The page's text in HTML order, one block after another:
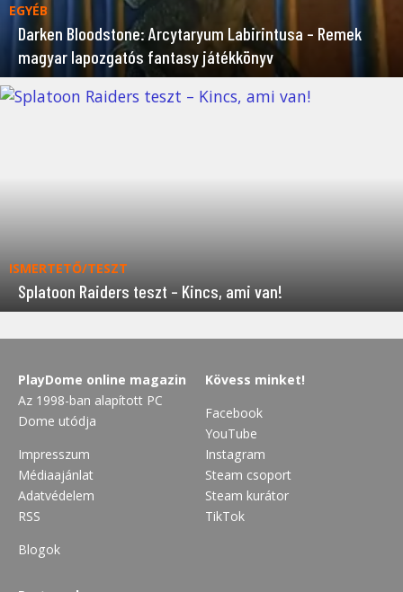
EGYÉB
Darken Bloodstone: Arcytaryum Labirintusa – Remek
magyar lapozgatós fantasy játékkönyv
ISMERTETŐ/TESZT
Splatoon Raiders teszt – Kincs, ami van!
PlayDome online magazin
Az 1998-ban alapított PC
Dome utódja
Impresszum
Médiaajánlat
Adatvédelem
RSS
Blogok
Kövess minket!
Facebook
YouTube
Instagram
Steam csoport
Steam kurátor
TikTok